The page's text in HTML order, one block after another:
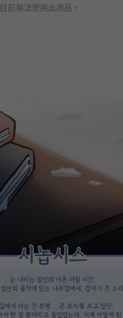
目前無法使用此商品。